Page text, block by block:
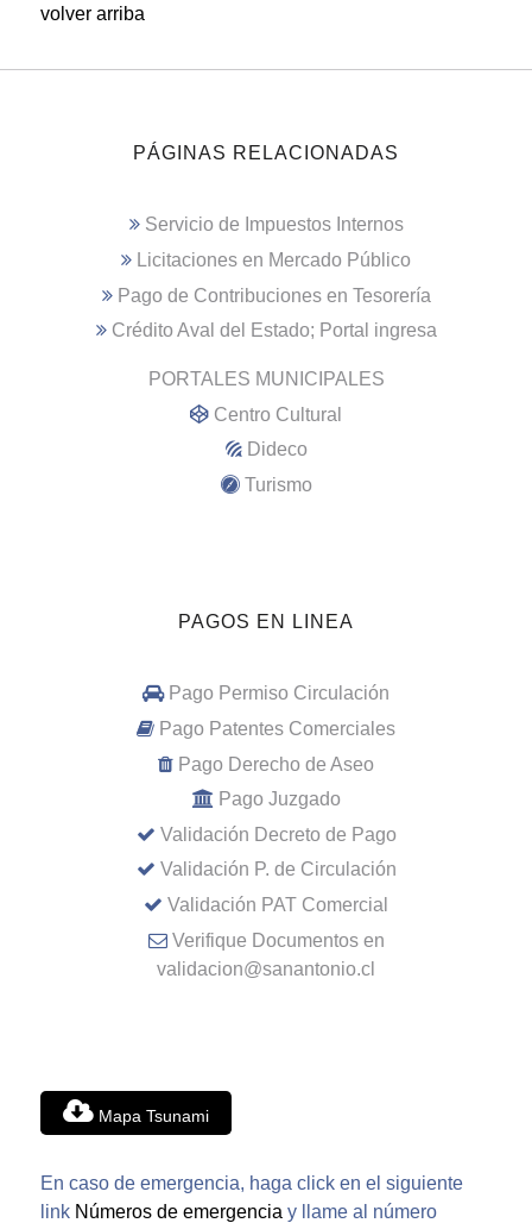
volver arriba
PÁGINAS RELACIONADAS
Servicio de Impuestos Internos
Licitaciones en Mercado Público
Pago de Contribuciones en Tesorería
Crédito Aval del Estado; Portal ingresa
PORTALES MUNICIPALES
Centro Cultural
Dideco
Turismo
PAGOS EN LINEA
Pago Permiso Circulación
Pago Patentes Comerciales
Pago Derecho de Aseo
Pago Juzgado
Validación Decreto de Pago
Validación P. de Circulación
Validación PAT Comercial
Verifique Documentos en
validacion@sanantonio.cl
Mapa Tsunami
En caso de emergencia, haga click en el siguiente
link Números de emergencia y llame al número